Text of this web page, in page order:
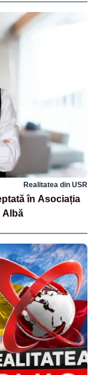
Realitatea din USR
în Asociația
Albă